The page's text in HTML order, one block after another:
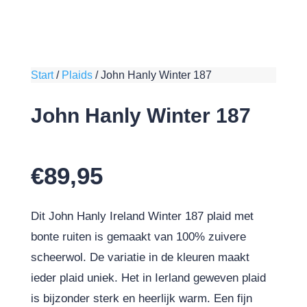
Start/ Plaids/John Hanly Winter 187
John Hanly Winter 187
€89,95
Dit John Hanly Ireland Winter 187 plaid met
bonte ruiten is gemaakt van 100% zuivere
scheerwol. De variatie in de kleuren maakt
ieder plaid uniek. Het in Ierland geweven plaid
is bijzonder sterk en heerlijk warm. Een fijn